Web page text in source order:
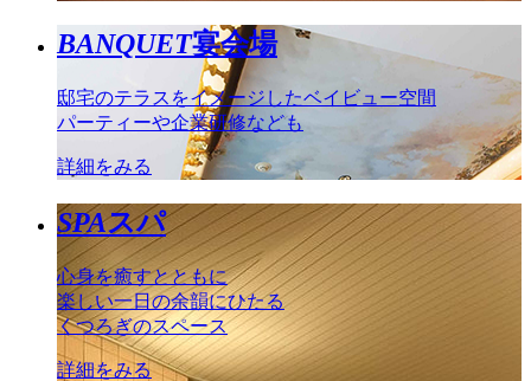
BANQUET宴会場
邸宅のテラスをイメージしたベイビュー空間
パーティーや企業研修なども
詳細をみる
SPAスパ
心身を癒すとともに
楽しい一日の余韻にひたる
くつろぎのスペース
詳細をみる